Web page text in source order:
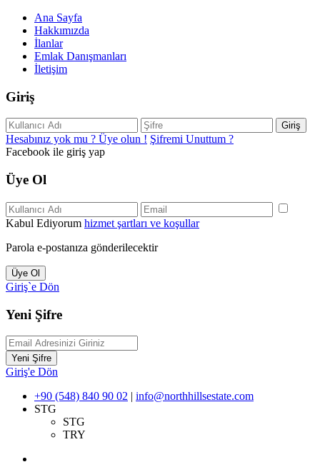
Ana Sayfa
Hakkımızda
İlanlar
Emlak Danışmanları
İletişim
Giriş
Giriş
Hesabınız yok mu ? Üye olun ! Şifremi Unuttum ?
Facebook ile giriş yap
Üye Ol
Kabul Ediyorum hizmet şartları ve koşullar
Parola e-postanıza gönderilecektir
Üye Ol
Giriş`e Dön
Yeni Şifre
Yeni Şifre
Giriş'e Dön
+90 (548) 840 90 02 | info@northhillsestate.com
STG
STG
TRY